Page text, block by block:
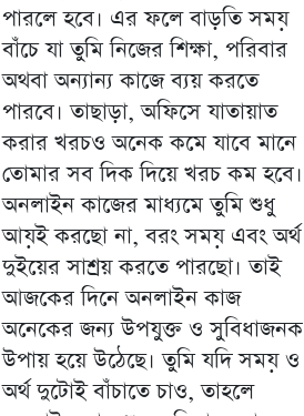
পারলে হবে। এর ফলে বাড়তি সময়
বাঁচে যা তুমি নিজের শিক্ষা, পরিবার
অথবা অন্যান্য কাজে ব্যয় করতে
পারবে। তাছাড়া, অফিসে যাতায়াত
করার খরচও অনেক কমে যাবে মানে
তোমার সব দিক দিয়ে খরচ কম হবে।
অনলাইন কাজের মাধ্যমে তুমি শুধু
আয়ই করছো না, বরং সময় এবং অর্থ
দুইয়ের সাশ্রয় করতে পারছো। তাই
আজকের দিনে অনলাইন কাজ
অনেকের জন্য উপযুক্ত ও সুবিধাজনক
উপায় হয়ে উঠেছে। তুমি যদি সময় ও
অর্থ দুটোই বাঁচাতে চাও, তাহলে